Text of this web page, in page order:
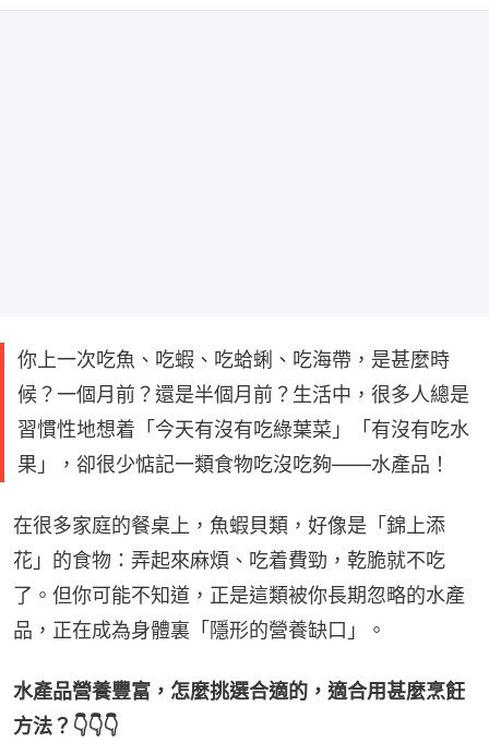
你上一次吃魚、吃蝦、吃蛤蜊、吃海帶，是甚麼時
候？一個月前？還是半個月前？生活中，很多人總是
習慣性地想着「今天有沒有吃綠葉菜」「有沒有吃水
果」，卻很少惦記一類食物吃沒吃夠——水產品！
在很多家庭的餐桌上，魚蝦貝類，好像是「錦上添
花」的食物：弄起來麻煩、吃着費勁，乾脆就不吃
了。但你可能不知道，正是這類被你長期忽略的水產
品，正在成為身體裏「隱形的營養缺口」。
水產品營養豐富，怎麼挑選合適的，適合用甚麼烹飪
方法？👇👇👇